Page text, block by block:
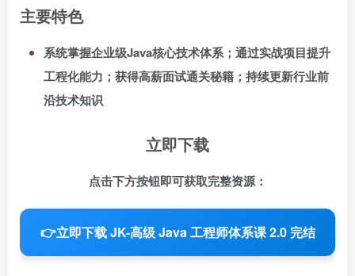
主要特色
系统掌握企业级Java核心技术体系；通过实战项目提升
工程化能力；获得高薪面试通关秘籍；持续更新行业前
沿技术知识
立即下载
点击下方按钮即可获取完整资源：
👉立即下载 JK-高级 Java 工程师体系课 2.0 完结